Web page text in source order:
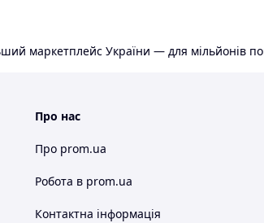
маркетплейс України — для мільйонів
Про нас
Про prom.ua
Робота в prom.ua
Контактна інформація